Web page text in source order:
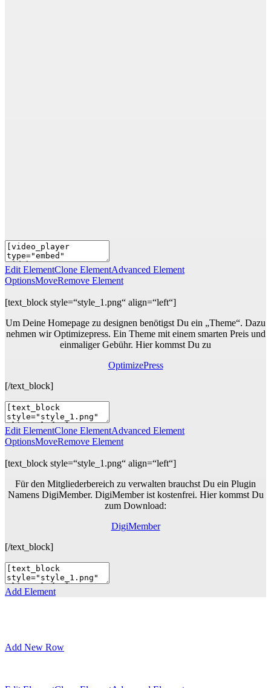
Edit ElementClone ElementAdvanced Element
OptionsMoveRemove Element
[text_block style=“style_1.png“ align=“left“]
Um Deine Homepage zu designen benötigst Du ein „Theme“. Dazu
nehmen wir Optimizepress. Ein Theme mit einem smarten Preis und
einmaliger Gebühr. Hier kommst Du zu
OptimizePress
[/text_block]
Edit ElementClone ElementAdvanced Element
OptionsMoveRemove Element
[text_block style=“style_1.png“ align=“left“]
Für den Mitgliederbereich zu verwalten brauchst Du ein Plugin
Namens DigiMember. DigiMember ist kostenfrei. Hier kommst Du
zum Download:
DigiMember
[/text_block]
Add Element
Add New Row